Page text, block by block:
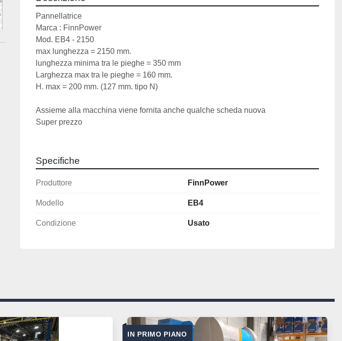
Pannellatrice
Marca : FinnPower
Mod. EB4 - 2150
max lunghezza = 2150 mm.
lunghezza minima tra le pieghe = 350 mm
Larghezza max tra le pieghe = 160 mm.
H. max = 200 mm. (127 mm. tipo N)
Assieme alla macchina viene fornita anche qualche scheda nuova
Super prezzo
Specifiche
Produttore FinnPower
Modello EB4
Condizione Usato
IN PRIMO PIANO